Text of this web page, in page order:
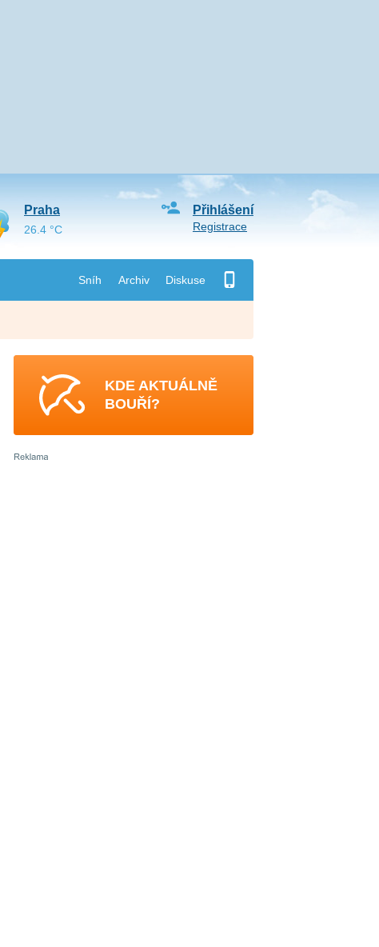
Sníh Archiv Diskuse
Přihlášení
Registrace
Praha
26.4 °C
KDE AKTUÁLNĚ
BOUŘÍ?